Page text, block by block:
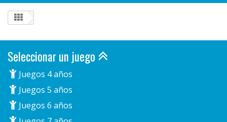
Seleccionar un juego
Juegos 4 años
Juegos 5 años
Juegos 6 años